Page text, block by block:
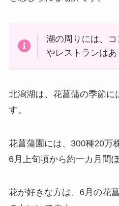
湖の周りには、
やレストランはあ
北潟湖は、花菖蒲の季節に
す。
花菖蒲園には、300種20万
6月上旬頃から約一カ月間
花が好きな方は、6月の花